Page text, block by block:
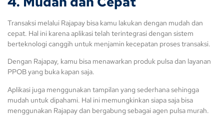
Transaksi melalui Rajapay bisa kamu lakukan dengan mudah dan
cepat. Hal ini karena aplikasi telah terintegrasi dengan sistem
berteknologi canggih untuk menjamin kecepatan proses transaksi.
Dengan Rajapay, kamu bisa menawarkan produk pulsa dan layanan
PPOB yang buka kapan saja.
Aplikasi juga menggunakan tampilan yang sederhana sehingga
mudah untuk dipahami. Hal ini memungkinkan siapa saja bisa
menggunakan Rajapay dan bergabung sebagai agen pulsa murah.